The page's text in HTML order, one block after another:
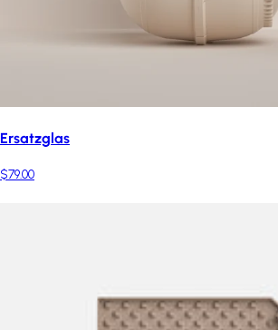
Ersatzglas
$79.00